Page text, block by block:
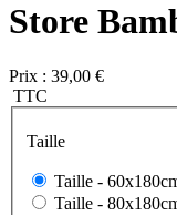
Store
Prix : 39,00 €
TTC
Taille
Taille -
Taille -